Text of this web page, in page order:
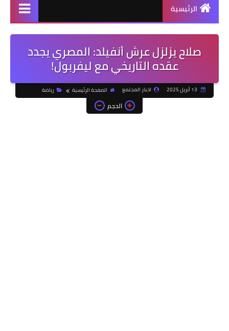
الرئيسية
صلاح يزلزل عرش أنفيلد: المصري يجدد
عقده التاريخي مع ليفربول!
اخبار المجتمع الصفحة الرئيسية رياضة
الحجم